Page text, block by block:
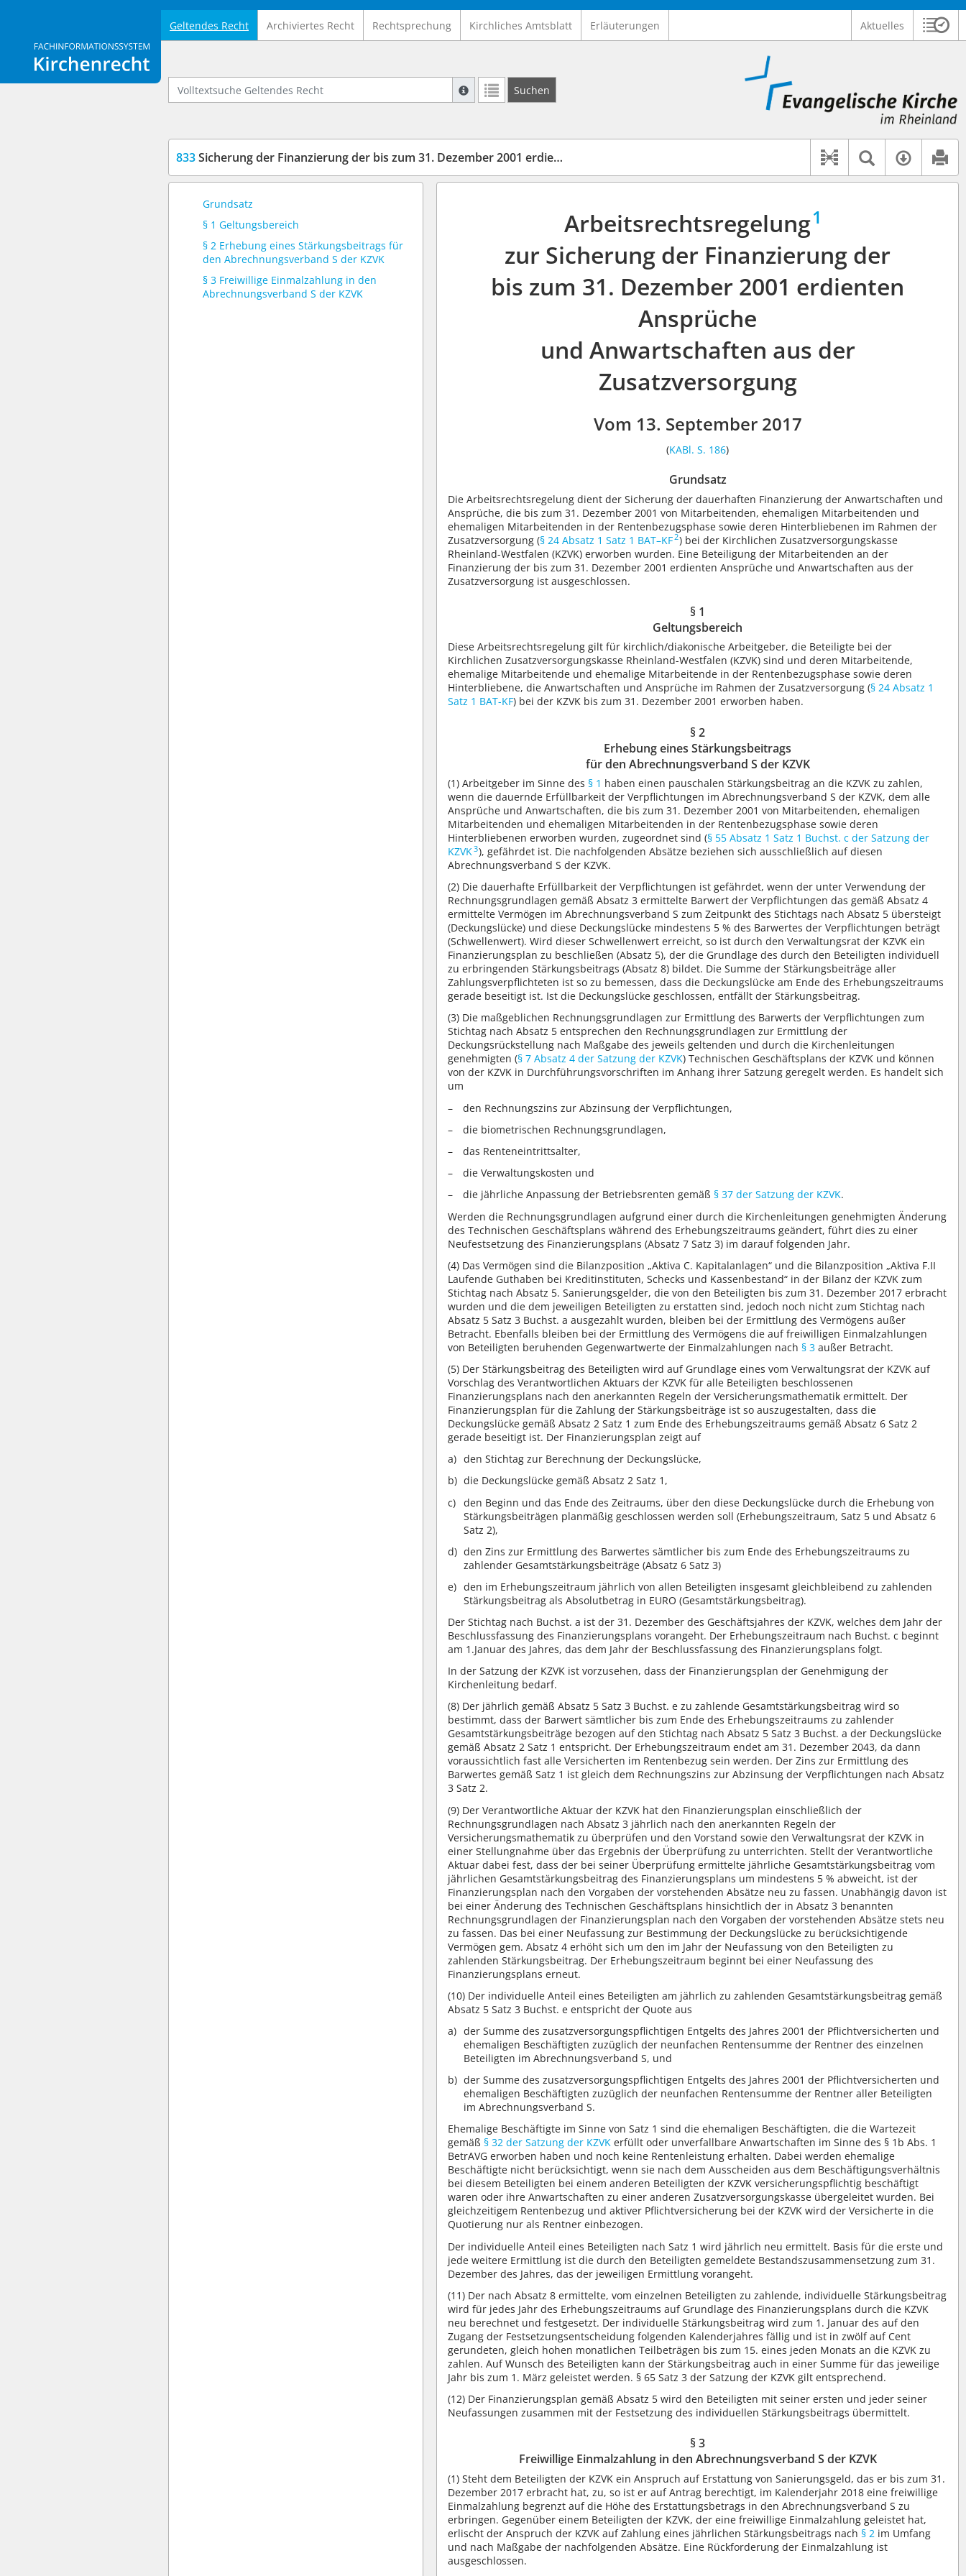
Logo Fachinformationssystem Kirchenrecht
Geltendes Recht Archiviertes Recht Rechtsprechung Kirchliches Amtsblatt Erläuterungen Aktuelles
Volltextsuche Geltendes Recht
Suche mit Platzhalter "*", Bsp. Pfarrer*, findet auch: "Pfarrerinitiative" oder "Pfarrerausschuss".
Suchen
Logo Ev. Kirche im Rheinland
833Sicherung der Finanzierung der bis zum 31. Dezember 2001 erdienten Ansprüche und Anwartschaften aus der Zusatzversorgung
Dokument-
Textsuche
Grundsatz
§ 1 Geltungsbereich
§ 2 Erhebung eines Stärkungsbeitrags für
den Abrechnungsverband S der KZVK
§ 3 Freiwillige Einmalzahlung in den
Abrechnungsverband S der KZVK
Arbeitsrechtsregelung1
zur Sicherung der Finanzierung der
bis zum 31. Dezember 2001 erdienten
Ansprüche
und Anwartschaften aus der
Zusatzversorgung
Vom 13. September 2017
(KABl. S. 186)
Grundsatz
Die Arbeitsrechtsregelung dient der Sicherung der dauerhaften Finanzierung der Anwartschaften und
Ansprüche, die bis zum 31. Dezember 2001 von Mitarbeitenden, ehemaligen Mitarbeitenden und
ehemaligen Mitarbeitenden in der Rentenbezugsphase sowie deren Hinterbliebenen im Rahmen der
Zusatzversorgung (§ 24 Absatz 1 Satz 1 BAT–KF2) bei der Kirchlichen Zusatzversorgungskasse
Rheinland-Westfalen (KZVK) erworben wurden. Eine Beteiligung der Mitarbeitenden an der
Finanzierung der bis zum 31. Dezember 2001 erdienten Ansprüche und Anwartschaften aus der
Zusatzversorgung ist ausgeschlossen.
§ 1
Geltungsbereich
Diese Arbeitsrechtsregelung gilt für kirchlich/diakonische Arbeitgeber, die Beteiligte bei der
Kirchlichen Zusatzversorgungskasse Rheinland-Westfalen (KZVK) sind und deren Mitarbeitende,
ehemalige Mitarbeitende und ehemalige Mitarbeitende in der Rentenbezugsphase sowie deren
Hinterbliebene, die Anwartschaften und Ansprüche im Rahmen der Zusatzversorgung (§ 24 Absatz 1
Satz 1 BAT-KF) bei der KZVK bis zum 31. Dezember 2001 erworben haben.
§ 2
Erhebung eines Stärkungsbeitrags
für den Abrechnungsverband S der KZVK
(1) Arbeitgeber im Sinne des§ 1 haben einen pauschalen Stärkungsbeitrag an die KZVK zu zahlen,
wenn die dauernde Erfüllbarkeit der Verpflichtungen im Abrechnungsverband S der KZVK, dem alle
Ansprüche und Anwartschaften, die bis zum 31. Dezember 2001 von Mitarbeitenden, ehemaligen
Mitarbeitenden und ehemaligen Mitarbeitenden in der Rentenbezugsphase sowie deren
Hinterbliebenen erworben wurden, zugeordnet sind (§ 55 Absatz 1 Satz 1 Buchst. c der Satzung der
KZVK3), gefährdet ist. Die nachfolgenden Absätze beziehen sich ausschließlich auf diesen
Abrechnungsverband S der KZVK.
(2) Die dauerhafte Erfüllbarkeit der Verpflichtungen ist gefährdet, wenn der unter Verwendung der
Rechnungsgrundlagen gemäß Absatz 3 ermittelte Barwert der Verpflichtungen das gemäß Absatz 4
ermittelte Vermögen im Abrechnungsverband S zum Zeitpunkt des Stichtags nach Absatz 5 übersteigt
(Deckungslücke) und diese Deckungslücke mindestens 5 % des Barwertes der Verpflichtungen beträgt
(Schwellenwert). Wird dieser Schwellenwert erreicht, so ist durch den Verwaltungsrat der KZVK ein
Finanzierungsplan zu beschließen (Absatz 5), der die Grundlage des durch den Beteiligten individuell
zu erbringenden Stärkungsbeitrags (Absatz 8) bildet. Die Summe der Stärkungsbeiträge aller
Zahlungsverpflichteten ist so zu bemessen, dass die Deckungslücke am Ende des Erhebungszeitraums
gerade beseitigt ist. Ist die Deckungslücke geschlossen, entfällt der Stärkungsbeitrag.
(3) Die maßgeblichen Rechnungsgrundlagen zur Ermittlung des Barwerts der Verpflichtungen zum
Stichtag nach Absatz 5 entsprechen den Rechnungsgrundlagen zur Ermittlung der
Deckungsrückstellung nach Maßgabe des jeweils geltenden und durch die Kirchenleitungen
genehmigten (§ 7 Absatz 4 der Satzung der KZVK) Technischen Geschäftsplans der KZVK und können
von der KZVK in Durchführungsvorschriften im Anhang ihrer Satzung geregelt werden. Es handelt sich
um
den Rechnungszins zur Abzinsung der Verpflichtungen,
die biometrischen Rechnungsgrundlagen,
das Renteneintrittsalter,
die Verwaltungskosten und
die jährliche Anpassung der Betriebsrenten gemäß§ 37 der Satzung der KZVK.
Werden die Rechnungsgrundlagen aufgrund einer durch die Kirchenleitungen genehmigten Änderung
des Technischen Geschäftsplans während des Erhebungszeitraums geändert, führt dies zu einer
Neufestsetzung des Finanzierungsplans (Absatz 7 Satz 3) im darauf folgenden Jahr.
(4) Das Vermögen sind die Bilanzposition „Aktiva C. Kapitalanlagen“ und die Bilanzposition „Aktiva F.II
Laufende Guthaben bei Kreditinstituten, Schecks und Kassenbestand“ in der Bilanz der KZVK zum
Stichtag nach Absatz 5. Sanierungsgelder, die von den Beteiligten bis zum 31. Dezember 2017 erbracht
wurden und die dem jeweiligen Beteiligten zu erstatten sind, jedoch noch nicht zum Stichtag nach
Absatz 5 Satz 3 Buchst. a ausgezahlt wurden, bleiben bei der Ermittlung des Vermögens außer
Betracht. Ebenfalls bleiben bei der Ermittlung des Vermögens die auf freiwilligen Einmalzahlungen
von Beteiligten beruhenden Gegenwartwerte der Einmalzahlungen nach § 3 außer Betracht.
(5) Der Stärkungsbeitrag des Beteiligten wird auf Grundlage eines vom Verwaltungsrat der KZVK auf
Vorschlag des Verantwortlichen Aktuars der KZVK für alle Beteiligten beschlossenen
Finanzierungsplans nach den anerkannten Regeln der Versicherungsmathematik ermittelt. Der
Finanzierungsplan für die Zahlung der Stärkungsbeiträge ist so auszugestalten, dass die
Deckungslücke gemäß Absatz 2 Satz 1 zum Ende des Erhebungszeitraums gemäß Absatz 6 Satz 2
gerade beseitigt ist. Der Finanzierungsplan zeigt auf
den Stichtag zur Berechnung der Deckungslücke,
die Deckungslücke gemäß Absatz 2 Satz 1,
den Beginn und das Ende des Zeitraums, über den diese Deckungslücke durch die Erhebung von
Stärkungsbeiträgen planmäßig geschlossen werden soll (Erhebungszeitraum, Satz 5 und Absatz 6
Satz 2),
den Zins zur Ermittlung des Barwertes sämtlicher bis zum Ende des Erhebungszeitraums zu
zahlender Gesamtstärkungsbeiträge (Absatz 6 Satz 3)
den im Erhebungszeitraum jährlich von allen Beteiligten insgesamt gleichbleibend zu zahlenden
Stärkungsbeitrag als Absolutbetrag in EURO (Gesamtstärkungsbeitrag).
Der Stichtag nach Buchst. a ist der 31. Dezember des Geschäftsjahres der KZVK, welches dem Jahr der
Beschlussfassung des Finanzierungsplans vorangeht. Der Erhebungszeitraum nach Buchst. c beginnt
am 1.Januar des Jahres, das dem Jahr der Beschlussfassung des Finanzierungsplans folgt.
In der Satzung der KZVK ist vorzusehen, dass der Finanzierungsplan der Genehmigung der
Kirchenleitung bedarf.
(8) Der jährlich gemäß Absatz 5 Satz 3 Buchst. e zu zahlende Gesamtstärkungsbeitrag wird so
bestimmt, dass der Barwert sämtlicher bis zum Ende des Erhebungszeitraums zu zahlender
Gesamtstärkungsbeiträge bezogen auf den Stichtag nach Absatz 5 Satz 3 Buchst. a der Deckungslücke
gemäß Absatz 2 Satz 1 entspricht. Der Erhebungszeitraum endet am 31. Dezember 2043, da dann
voraussichtlich fast alle Versicherten im Rentenbezug sein werden. Der Zins zur Ermittlung des
Barwertes gemäß Satz 1 ist gleich dem Rechnungszins zur Abzinsung der Verpflichtungen nach Absatz
3 Satz 2.
(9) Der Verantwortliche Aktuar der KZVK hat den Finanzierungsplan einschließlich der
Rechnungsgrundlagen nach Absatz 3 jährlich nach den anerkannten Regeln der
Versicherungsmathematik zu überprüfen und den Vorstand sowie den Verwaltungsrat der KZVK in
einer Stellungnahme über das Ergebnis der Überprüfung zu unterrichten. Stellt der Verantwortliche
Aktuar dabei fest, dass der bei seiner Überprüfung ermittelte jährliche Gesamtstärkungsbeitrag vom
jährlichen Gesamtstärkungsbeitrag des Finanzierungsplans um mindestens 5 % abweicht, ist der
Finanzierungsplan nach den Vorgaben der vorstehenden Absätze neu zu fassen. Unabhängig davon ist
bei einer Änderung des Technischen Geschäftsplans hinsichtlich der in Absatz 3 benannten
Rechnungsgrundlagen der Finanzierungsplan nach den Vorgaben der vorstehenden Absätze stets neu
zu fassen. Das bei einer Neufassung zur Bestimmung der Deckungslücke zu berücksichtigende
Vermögen gem. Absatz 4 erhöht sich um den im Jahr der Neufassung von den Beteiligten zu
zahlenden Stärkungsbeitrag. Der Erhebungszeitraum beginnt bei einer Neufassung des
Finanzierungsplans erneut.
(10) Der individuelle Anteil eines Beteiligten am jährlich zu zahlenden Gesamtstärkungsbeitrag gemäß
Absatz 5 Satz 3 Buchst. e entspricht der Quote aus
der Summe des zusatzversorgungspflichtigen Entgelts des Jahres 2001 der Pflichtversicherten und
ehemaligen Beschäftigten zuzüglich der neunfachen Rentensumme der Rentner des einzelnen
Beteiligten im Abrechnungsverband S, und
der Summe des zusatzversorgungspflichtigen Entgelts des Jahres 2001 der Pflichtversicherten und
ehemaligen Beschäftigten zuzüglich der neunfachen Rentensumme der Rentner aller Beteiligten
im Abrechnungsverband S.
Ehemalige Beschäftigte im Sinne von Satz 1 sind die ehemaligen Beschäftigten, die die Wartezeit
gemäß§ 32 der Satzung der KZVK erfüllt oder unverfallbare Anwartschaften im Sinne des § 1b Abs. 1
BetrAVG erworben haben und noch keine Rentenleistung erhalten. Dabei werden ehemalige
Beschäftigte nicht berücksichtigt, wenn sie nach dem Ausscheiden aus dem Beschäftigungsverhältnis
bei diesem Beteiligten bei einem anderen Beteiligten der KZVK versicherungspflichtig beschäftigt
waren oder ihre Anwartschaften zu einer anderen Zusatzversorgungskasse übergeleitet wurden. Bei
gleichzeitigem Rentenbezug und aktiver Pflichtversicherung bei der KZVK wird der Versicherte in die
Quotierung nur als Rentner einbezogen.
Der individuelle Anteil eines Beteiligten nach Satz 1 wird jährlich neu ermittelt. Basis für die erste und
jede weitere Ermittlung ist die durch den Beteiligten gemeldete Bestandszusammensetzung zum 31.
Dezember des Jahres, das der jeweiligen Ermittlung vorangeht.
(11) Der nach Absatz 8 ermittelte, vom einzelnen Beteiligten zu zahlende, individuelle Stärkungsbeitrag
wird für jedes Jahr des Erhebungszeitraums auf Grundlage des Finanzierungsplans durch die KZVK
neu berechnet und festgesetzt. Der individuelle Stärkungsbeitrag wird zum 1. Januar des auf den
Zugang der Festsetzungsentscheidung folgenden Kalenderjahres fällig und ist in zwölf auf Cent
gerundeten, gleich hohen monatlichen Teilbeträgen bis zum 15. eines jeden Monats an die KZVK zu
zahlen. Auf Wunsch des Beteiligten kann der Stärkungsbeitrag auch in einer Summe für das jeweilige
Jahr bis zum 1. März geleistet werden. § 65 Satz 3 der Satzung der KZVK gilt entsprechend.
(12) Der Finanzierungsplan gemäß Absatz 5 wird den Beteiligten mit seiner ersten und jeder seiner
Neufassungen zusammen mit der Festsetzung des individuellen Stärkungsbeitrags übermittelt.
§ 3
Freiwillige Einmalzahlung in den Abrechnungsverband S der KZVK
(1) Steht dem Beteiligten der KZVK ein Anspruch auf Erstattung von Sanierungsgeld, das er bis zum 31.
Dezember 2017 erbracht hat, zu, so ist er auf Antrag berechtigt, im Kalenderjahr 2018 eine freiwillige
Einmalzahlung begrenzt auf die Höhe des Erstattungsbetrags in den Abrechnungsverband S zu
erbringen. Gegenüber einem Beteiligten der KZVK, der eine freiwillige Einmalzahlung geleistet hat,
erlischt der Anspruch der KZVK auf Zahlung eines jährlichen Stärkungsbeitrags nach § 2 im Umfang
und nach Maßgabe der nachfolgenden Absätze. Eine Rückforderung der Einmalzahlung ist
ausgeschlossen.